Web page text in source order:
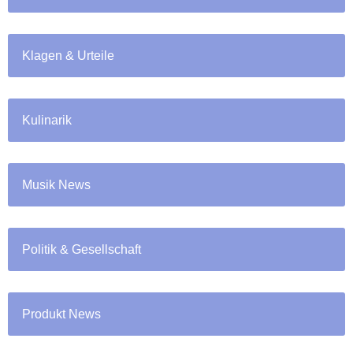
Klagen & Urteile
Kulinarik
Musik News
Politik & Gesellschaft
Produkt News